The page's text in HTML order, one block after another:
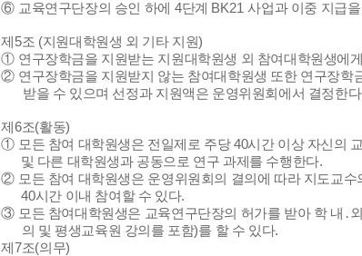
⑥ 교육연구단장의 승인 하에 4단계 BK21사업과 이중 지급
제 5조 (지원대학원생 외 기타 지원)
① 연구장학금을 지원받는 지원대학원생 외 참여대학원생에
② 연구장학금을 지원받지 않는 참여대학원생 또한 연구장학
받을 수 있으며 선정과 지원액은 운영위원회에서 결정한다
제 6조(활동)
① 모든 참여 대학원생은 전일제로 주당40시간 이상 자신의
및 다른 대학원생과 공동으로 연구 과제를 수행한다.
② 모든 참여 대학원생은 운영위원회의 결의에 따라 지도교
40시간 이내 참여할 수 있다.
③ 모든 참여대학원생은 교육연구단장의 허가를 받아 학 내 ․외
의 및 평생교육원 강의를 포함)를 할 수 있다.
제 7조(의무)